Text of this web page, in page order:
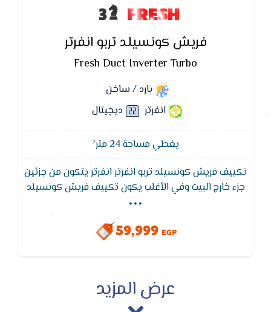
FRESH
فريش كونسيلد تربو انفرتر
Fresh Duct Inverter Turbo
بارد / ساخن
انفرتر
ديچيتال
يغطي مساحة 24 متر²
تكييف فريش كونسيلد تربو انفرتر انفرتر يتكون من جزئين
جزء خارج البيت وفي الأغلب يكون تكييف فريش كونسيلد
في السطح وجزء داخل البيت وهي مراوح الدفع وتكون في
التوزيع ويتم توصيلها بنقاط التوزيع عن طريق ( مجاري
...
59,999 EGP
عرض المزيد